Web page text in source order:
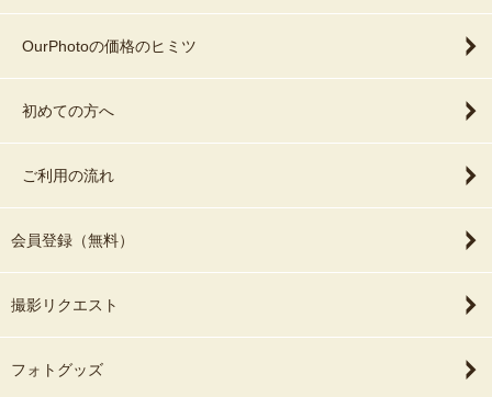
OurPhotoの価格のヒミツ
初めての方へ
ご利用の流れ
会員登録（無料）
撮影リクエスト
フォトグッズ